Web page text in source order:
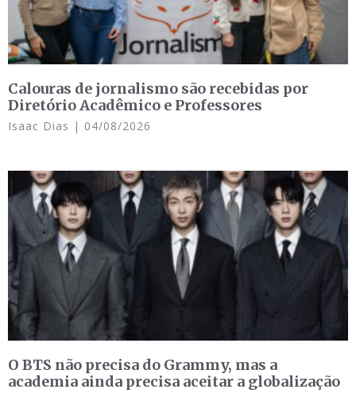
Calouras de jornalismo são recebidas por
Diretório Acadêmico e Professores
Isaac Dias 04/08/2026
O BTS não precisa do Grammy, mas a
academia ainda precisa aceitar a globalização